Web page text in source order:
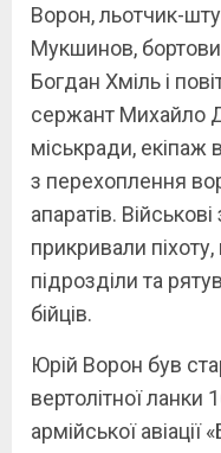
Ворон, льотчик-
Мукшинов,
Богдан Хміль і
сержант Михайло
міськради, екіпаж
з перехоплення
апаратів.
прикривали
підрозділи та
бійців.
Юрій Ворон був
вертолітної ланки
армійської